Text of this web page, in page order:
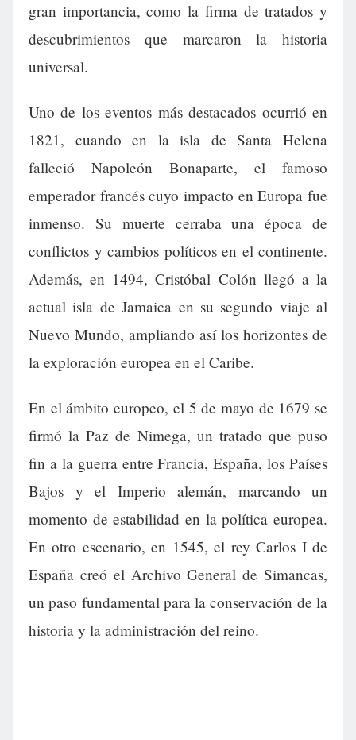
gran importancia, como la firma de tratados y
descubrimientos que marcaron la historia
universal.
Uno de los eventos más destacados ocurrió en
1821, cuando en la isla de Santa Helena
falleció Napoleón Bonaparte, el famoso
emperador francés cuyo impacto en Europa fue
inmenso. Su muerte cerraba una época de
conflictos y cambios políticos en el continente.
Además, en 1494, Cristóbal Colón llegó a la
actual isla de Jamaica en su segundo viaje al
Nuevo Mundo, ampliando así los horizontes de
la exploración europea en el Caribe.
En el ámbito europeo, el 5 de mayo de 1679 se
firmó la Paz de Nimega, un tratado que puso
fin a la guerra entre Francia, España, los Países
Bajos y el Imperio alemán, marcando un
momento de estabilidad en la política europea.
En otro escenario, en 1545, el rey Carlos I de
España creó el Archivo General de Simancas,
un paso fundamental para la conservación de la
historia y la administración del reino.